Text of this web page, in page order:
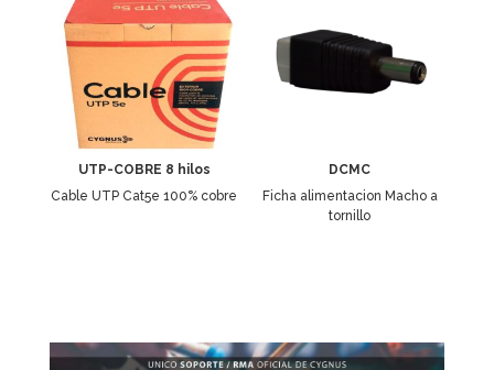
UTP-COBRE 8 hilos
Cable UTP Cat5e 100% cobre
DCMC
Ficha alimentacion Macho a
tornillo